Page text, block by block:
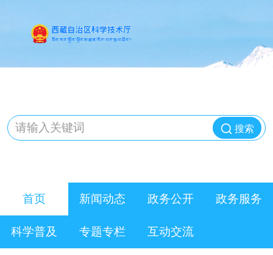
搜索
首页 新闻动态 政务公开 政务服务
科学普及 专题专栏 互动交流